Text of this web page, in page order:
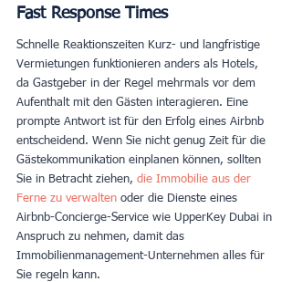
Fast Response Times
Schnelle Reaktionszeiten Kurz- und langfristige
Vermietungen funktionieren anders als Hotels,
da Gastgeber in der Regel mehrmals vor dem
Aufenthalt mit den Gästen interagieren. Eine
prompte Antwort ist für den Erfolg eines Airbnb
entscheidend. Wenn Sie nicht genug Zeit für die
Gästekommunikation einplanen können, sollten
Sie in Betracht ziehen, die Immobilie aus der
Ferne zu verwalten oder die Dienste eines
Airbnb-Concierge-Service wie UpperKey Dubai in
Anspruch zu nehmen, damit das
Immobilienmanagement-Unternehmen alles für
Sie regeln kann.